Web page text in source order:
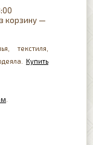
корзину —
текстиля,
Купить